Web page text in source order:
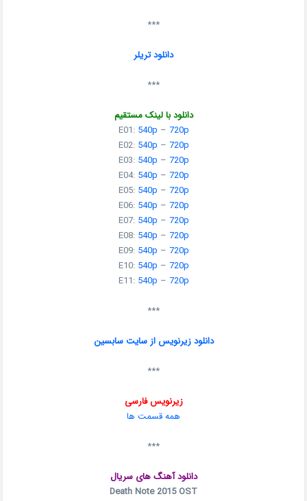
***
دانلود تریلر
***
دانلود با لینک مستقیم
E01: 540p – 720p
E02: 540p – 720p
E03: 540p – 720p
E04: 540p – 720p
E05: 540p – 720p
E06: 540p – 720p
E07: 540p – 720p
E08: 540p – 720p
E09: 540p – 720p
E10: 540p – 720p
E11: 540p – 720p
***
دانلود زیرنویس از سایت سابسین
***
زیرنویس فارسی
همه قسمت ها
***
دانلود آهنگ های سریال
Death Note 2015 OST